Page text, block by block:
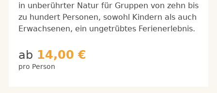
in unberührter Natur für Gruppen von zehn bis
zu hundert Personen, sowohl Kindern als auch
Erwachsenen, ein ungetrübtes Ferienerlebnis.
ab 14,00 €
pro Person